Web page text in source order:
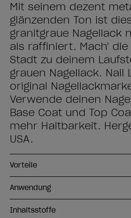
Mit seinem dezent
glänzenden Ton ist
granitgraue Nagellack
als raffiniert. Mach'
Stadt zu deinem
grauen Nagellack. Nail
original
Verwende deinen
Base Coat und Top
mehr Haltbarkeit.
USA.
Vorteile
Anwendung
Inhaltsstoffe